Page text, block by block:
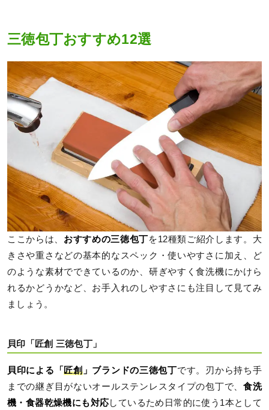
三徳包丁おすすめ12選
ここからは、 おすすめの三徳包丁を12種類ご紹介します。大
きさや重さなどの基本的なスペック・使いやすさに加え、ど
のような素材でできているのか、研ぎやすく食洗機にかけら
れるかどうかなど、お手入れのしやすさにも注目して見てみ
ましょう。
貝印「匠創 三徳包丁」
貝印による「匠創」ブランドの三徳包丁です。刃から持ち手
までの継ぎ目がないオールステンレスタイプの包丁で、 食洗
機・食器乾燥機にも対応しているため日常的に使う1本として